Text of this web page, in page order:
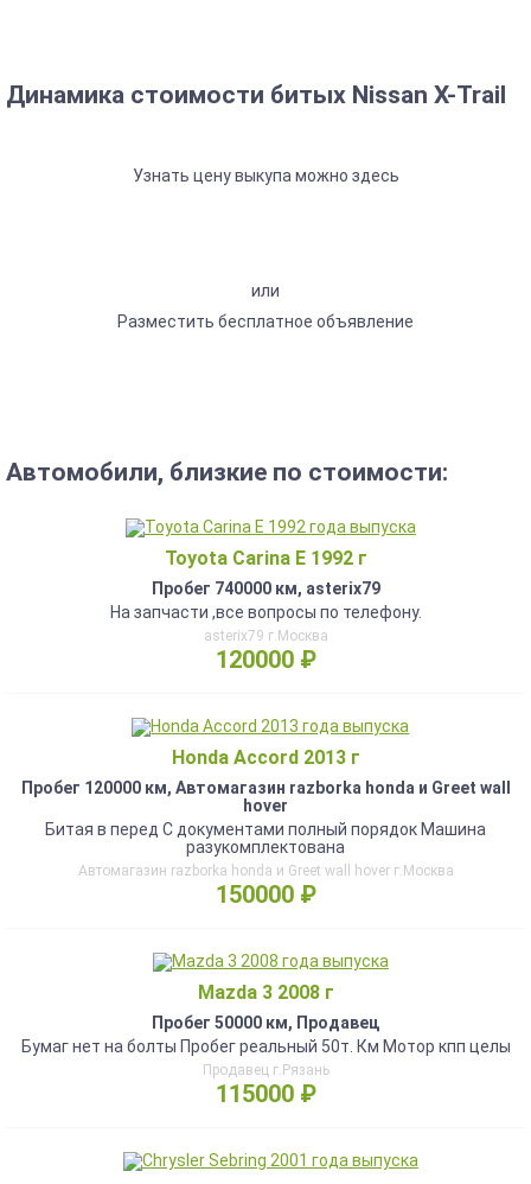
Динамика стоимости битых Nissan X-Trail
Узнать цену выкупа можно здесь
или
Разместить бесплатное объявление
Автомобили, близкие по стоимости:
Toyota Carina E 1992 г
Пробег 740000 км, asterix79
На запчасти ,все вопросы по телефону.
asterix79 г.Москва
120000 ₽
Honda Accord 2013 г
Пробег 120000 км, Автомагазин razborka honda и Greet wall
hover
Битая в перед С документами полный порядок Машина
разукомплектована
Автомагазин razborka honda и Greet wall hover г.Москва
150000 ₽
Mazda 3 2008 г
Пробег 50000 км, Продавец
Бумаг нет на болты Пробег реальный 50т. Км Мотор кпп целы
Продавец г.Рязань
115000 ₽